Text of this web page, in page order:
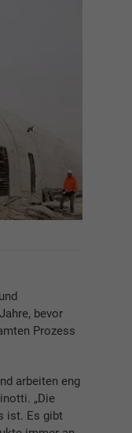
bevor
Prozess
arbeiten eng
„Die
ist. Es gibt